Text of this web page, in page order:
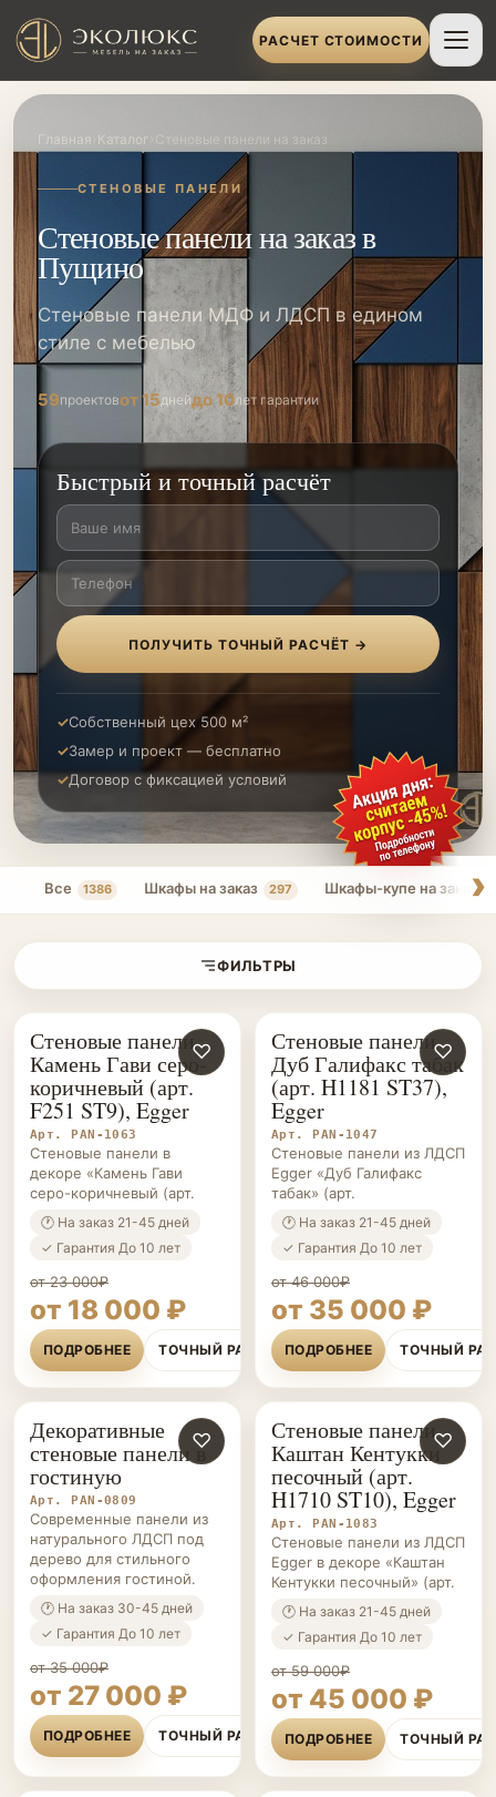
РАСЧЕТ СТОИМОСТИ
Главная Каталог Стеновые панели на заказ
СТЕНОВЫЕ ПАНЕЛИ
Стеновые панели на заказ в
Пущино
Стеновые панели МДФ и ЛДСП в едином
стиле с мебелью
59проектовот 15днейдо 10лет гарантии
Быстрый и точный расчёт
ПОЛУЧИТЬ ТОЧНЫЙ РАСЧЁТ →
Собственный цех 500 м²
Замер и проект — бесплатно
Договор с фиксацией условий
Все 1386 Шкафы на заказ 297 Шкафы-купе на заказ
ФИЛЬТРЫ
СТЕНОВЫЕ
ПАНЕЛИ НА ЗАКАЗ
♡
Стеновые панели
Камень Гави серо-
коричневый (арт.
F251 ST9), Egger
Арт. PAN-1063
Стеновые панели в
декоре «Камень Гави
серо-коричневый (арт.
🕐 На заказ 21-45 дней
✓ Гарантия До 10 лет
от 23 000₽
от 18 000 ₽
ПОДРОБНЕЕ ТОЧНЫЙ РАСЧЁТ
СТЕНОВЫЕ
ПАНЕЛИ НА ЗАКАЗ
♡
Стеновые панели
Дуб Галифакс табак
(арт. H1181 ST37),
Egger
Арт. PAN-1047
Стеновые панели из ЛДСП
Egger «Дуб Галифакс
табак» (арт.
🕐 На заказ 21-45 дней
✓ Гарантия До 10 лет
от 46 000₽
от 35 000 ₽
ПОДРОБНЕЕ ТОЧНЫЙ
СТЕНОВЫЕ
ПАНЕЛИ НА ЗАКАЗ
♡
Декоративные
стеновые панели в
гостиную
Арт. PAN-0809
Современные панели из
натурального ЛДСП под
дерево для стильного
оформления гостиной.
🕐 На заказ 30-45 дней
✓ Гарантия До 10 лет
от 35 000₽
от 27 000 ₽
ПОДРОБНЕЕ ТОЧНЫЙ РАСЧЁТ
СТЕНОВЫЕ
ПАНЕЛИ НА ЗАКАЗ
♡
Стеновые панели
Каштан Кентукки
песочный (арт.
H1710 ST10), Egger
Арт. PAN-1083
Стеновые панели из ЛДСП
Egger в декоре «Каштан
Кентукки песочный» (арт.
🕐 На заказ 21-45 дней
✓ Гарантия До 10 лет
от 59 000₽
от 45 000 ₽
ПОДРОБНЕЕ ТОЧНЫЙ